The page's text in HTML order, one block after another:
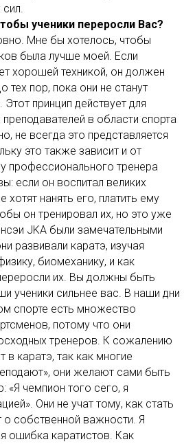
сил.
ученики переросли Вас?
Мне бы хотелось, чтобы
была лучше моей. Если
хорошей техникой, он должен
тех пор, пока они не станут
принцип действует для
в области спорта
не всегда это представляется
это также зависит и от
профессионального тренера
если он воспитал великих
хотят нанять его, платить ему
он тренировал их, но это уже
JKA были замечательными
развивали каратэ, изучая
биомеханику, и как
их. Вы должны быть
ученики сильнее вас. В наши дни
спорте есть множество
потому что они
тренеров. К сожалению
в каратэ, так как многие
они желают сами быть
«Я чемпион того сего, я
Они не учат тому, как стать
о собственной важности. Я
ошибка каратистов. Как